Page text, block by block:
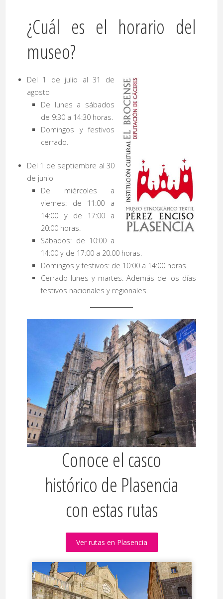
¿Cuál es el horario del
museo?
Del 1 de julio al 31 de
agosto
De lunes a sábados
de 9:30 a 14:30 horas.
Domingos y festivos
cerrado.
Del 1 de septiembre al 30
de junio
De miércoles a
viernes: de 11:00 a
14:00 y de 17:00 a
20:00 horas.
Sábados: de 10:00 a
14:00 y de 17:00 a 20:00 horas.
Domingos y festivos: de 10:00 a 14:00 horas.
Cerrado lunes y martes. Además de los días
festivos nacionales y regionales.
Conoce el casco
histórico de Plasencia
con estas rutas
Ver rutas en Plasencia